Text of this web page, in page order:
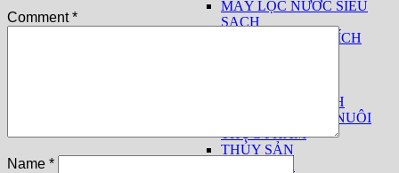
MÁY LỌC NƯỚC SIÊU
SẠCH
THIẾT BỊ PHÂN TÍCH
THIẾT BỊ THEO NGÀNH
THỨC ĂN CHĂN NUÔI
THỰC PHẨM
THỦY SẢN
Comment*
Name *